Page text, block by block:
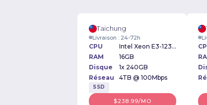
Taichung
Livraison : 24-72h
CPU
Intel Xeon E3-1230v2 3.30GHz
RAM
16GB
Disque
1x 240GB
Réseau
4TB @ 100Mbps
SSD
$238.99/MO